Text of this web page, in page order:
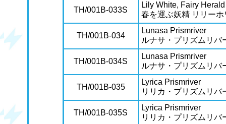
TH/001B-033S
Lily White, Fairy
春を運ぶ妖精 リリー
TH/001B-034
Lunasa Prismriver
ルナサ・プリズムリバ
TH/001B-034S
Lunasa Prismriver
ルナサ・プリズムリバ
TH/001B-035
Lyrica Prismriver
リリカ・プリズムリバ
TH/001B-035S
Lyrica Prismriver
リリカ・プリズムリバ